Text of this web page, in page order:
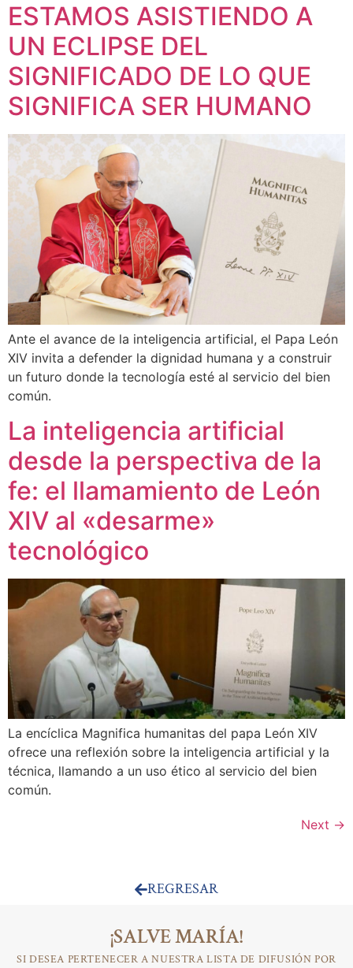
ESTAMOS ASISTIENDO A
UN ECLIPSE DEL
SIGNIFICADO DE LO QUE
SIGNIFICA SER HUMANO
Ante el avance de la inteligencia artificial, el Papa León
XIV invita a defender la dignidad humana y a construir
un futuro donde la tecnología esté al servicio del bien
común.
La inteligencia artificial
desde la perspectiva de la
fe: el llamamiento de León
XIV al «desarme»
tecnológico
La encíclica Magnifica humanitas del papa León XIV
ofrece una reflexión sobre la inteligencia artificial y la
técnica, llamando a un uso ético al servicio del bien
común.
Next →
REGRESAR
¡SALVE MARÍA!
SI DESEA PERTENECER A NUESTRA LISTA DE DIFUSIÓN POR